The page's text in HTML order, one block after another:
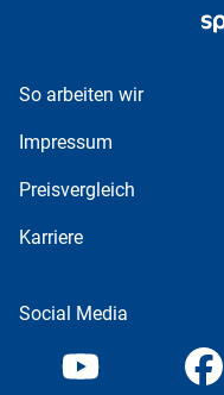
So arbeiten wir
Impressum
Preisvergleich
Karriere
Social Media